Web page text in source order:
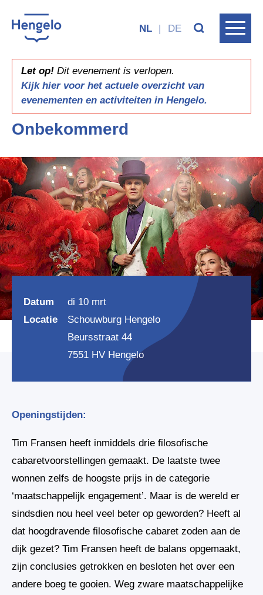
NL | DE
Let op! Dit evenement is verlopen.
Kijk hier voor het actuele overzicht van
evenementen en activiteiten in Hengelo.
Onbekommerd
Datum
di 10 mrt
Locatie
Schouwburg Hengelo
Beursstraat 44
7551 HV Hengelo
Openingstijden:
Tim Fransen heeft inmiddels drie filosofische
cabaretvoorstellingen gemaakt. De laatste twee
wonnen zelfs de hoogste prijs in de categorie
‘maatschappelijk engagement’. Maar is de wereld er
sindsdien nou heel veel beter op geworden? Heeft al
dat hoogdravende filosofische cabaret zoden aan de
dijk gezet? Tim Fransen heeft de balans opgemaakt,
zijn conclusies getrokken en besloten het over een
andere boeg te gooien. Weg zware maatschappelijke